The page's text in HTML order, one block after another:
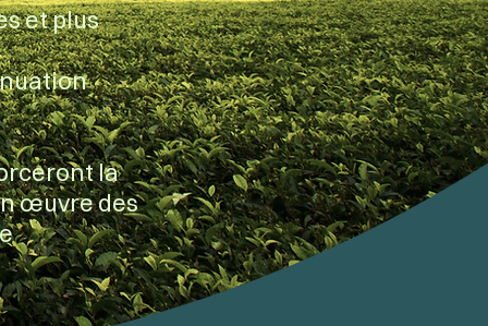
et plus
la
œuvre des